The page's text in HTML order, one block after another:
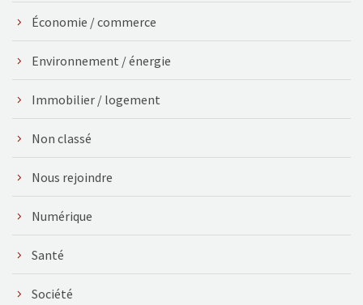
Économie / commerce
Environnement / énergie
Immobilier / logement
Non classé
Nous rejoindre
Numérique
Santé
Société